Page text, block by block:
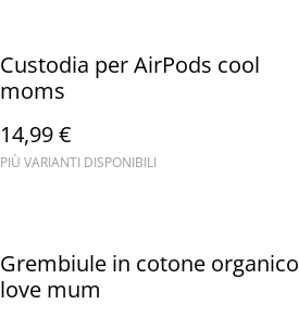
Custodia per AirPods cool
moms
14,99 €
PIÙ VARIANTI DISPONIBILI
Grembiule in cotone organico
love mum